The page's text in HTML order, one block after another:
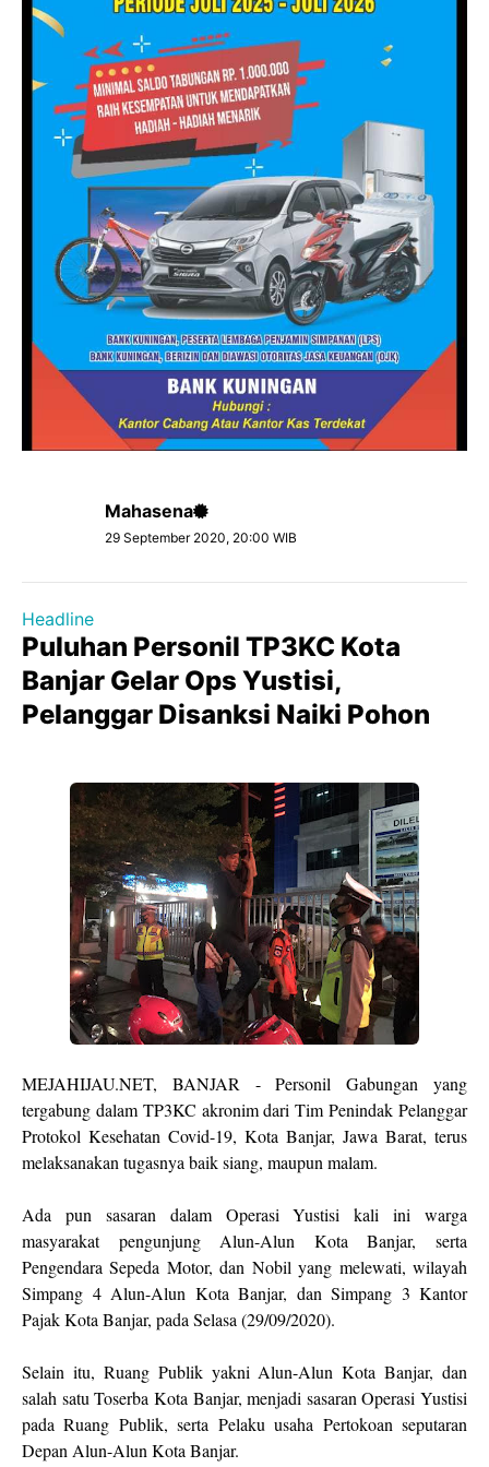
Mahasena
29 September 2020, 20:00 WIB
Headline
Puluhan Personil TP3KC Kota
Banjar Gelar Ops Yustisi,
Pelanggar Disanksi Naiki Pohon
MEJAHIJAU.NET, BANJAR - Personil Gabungan yang
tergabung dalam TP3KC akronim dari Tim Penindak Pelanggar
Protokol Kesehatan Covid-19, Kota Banjar, Jawa Barat, terus
melaksanakan tugasnya baik siang, maupun malam.
Ada pun sasaran dalam Operasi Yustisi kali ini warga
masyarakat pengunjung Alun-Alun Kota Banjar, serta
Pengendara Sepeda Motor, dan Nobil yang melewati, wilayah
Simpang 4 Alun-Alun Kota Banjar, dan Simpang 3 Kantor
Pajak Kota Banjar, pada Selasa (29/09/2020).
Selain itu, Ruang Publik yakni Alun-Alun Kota Banjar, dan
salah satu Toserba Kota Banjar, menjadi sasaran Operasi Yustisi
pada Ruang Publik, serta Pelaku usaha Pertokoan seputaran
Depan Alun-Alun Kota Banjar.